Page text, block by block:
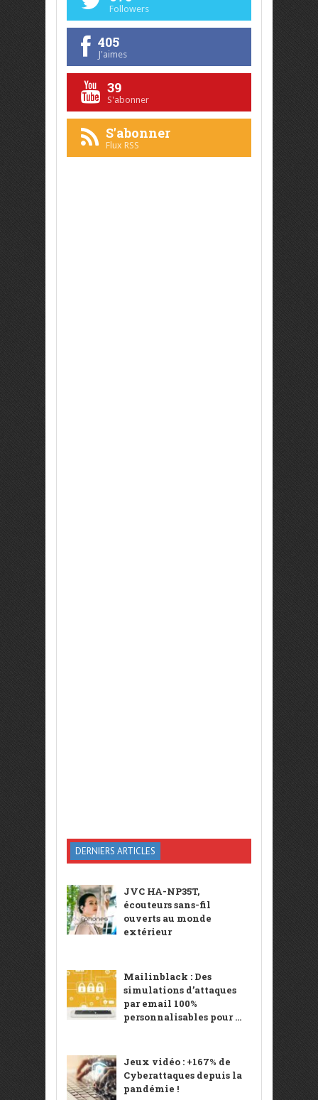
Followers
405
J'aimes
39
S'abonner
S'abonner
Flux RSS
DERNIERS ARTICLES
JVC HA-NP35T,
écouteurs sans-fil
ouverts au monde
extérieur
Mailinblack : Des
simulations d’attaques
par email 100%
personnalisables pour ...
Jeux vidéo : +167% de
Cyberattaques depuis la
pandémie !